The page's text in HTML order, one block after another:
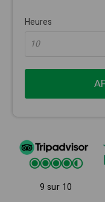
Heures
10
9 sur 10